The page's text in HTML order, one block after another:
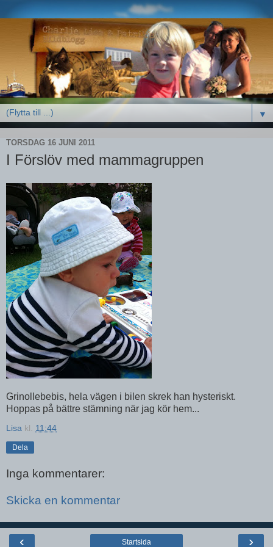
▼
TORSDAG 16 JUNI 2011
I Förslöv med mammagruppen
Grinollebebis, hela vägen i bilen skrek han hysteriskt.
Hoppas på bättre stämning när jag kör hem...
Lisa kl. 11:44
Dela
Inga kommentarer:
Skicka en kommentar
‹ ›
Startsida